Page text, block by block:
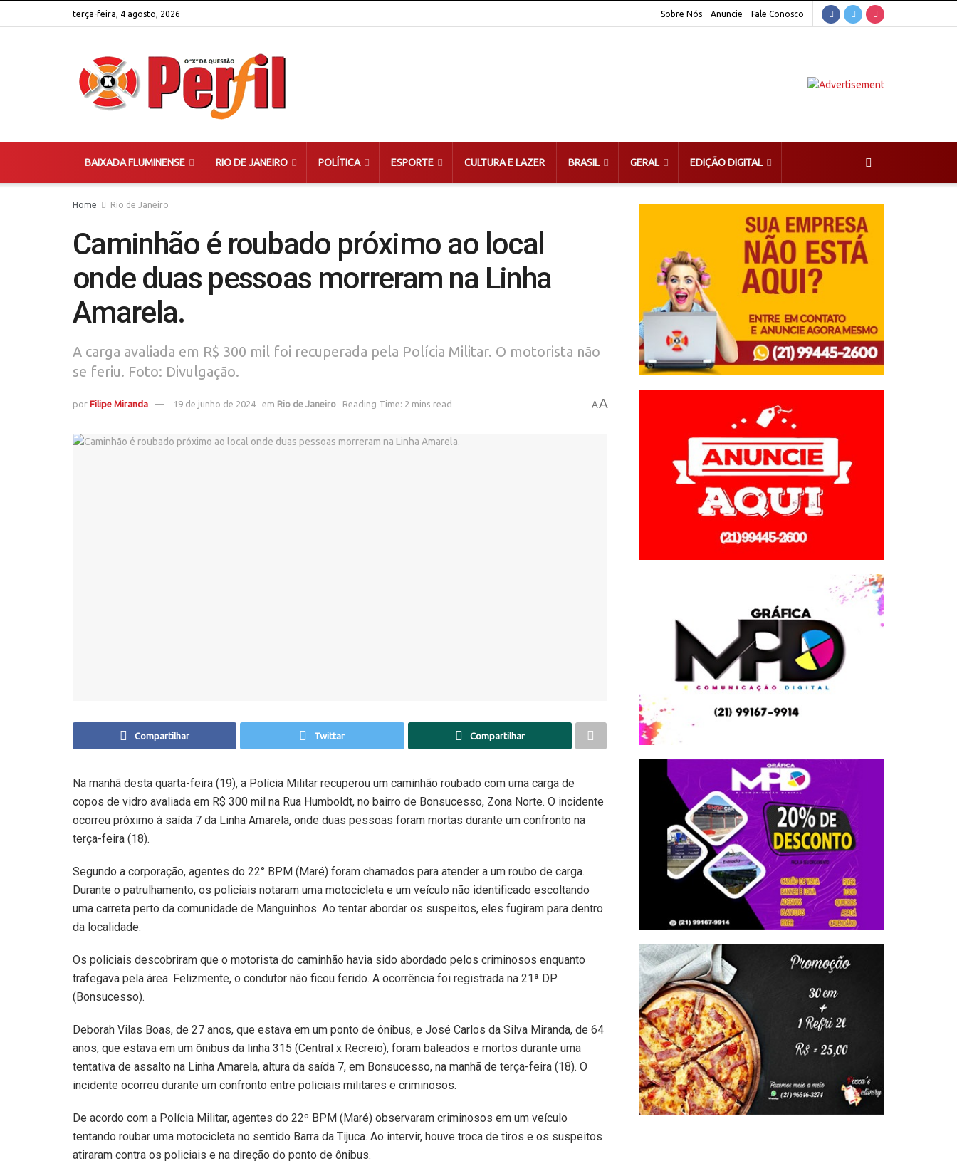
terça-feira, 4 agosto, 2026 Sobre Nós Anuncie Fale Conosco
BAIXADA FLUMINENSE RIO DE JANEIRO POLÍTICA ESPORTE CULTURA E LAZER BRASIL GERAL EDIÇÃO DIGITAL
Home Rio de Janeiro
Caminhão é roubado próximo ao local
onde duas pessoas morreram na Linha
Amarela.
A carga avaliada em R$ 300 mil foi recuperada pela Polícia Militar. O motorista não
se feriu. Foto: Divulgação.
por Filipe Miranda 19 de junho de 2024 em Rio de Janeiro Reading Time: 2 mins read AA
Compartilhar Twittar Compartilhar
Na manhã desta quarta-feira (19), a Polícia Militar recuperou um caminhão roubado com uma carga de
copos de vidro avaliada em R$ 300 mil na Rua Humboldt, no bairro de Bonsucesso, Zona Norte. O incidente
ocorreu próximo à saída 7 da Linha Amarela, onde duas pessoas foram mortas durante um confronto na
terça-feira (18).
Segundo a corporação, agentes do 22° BPM (Maré) foram chamados para atender a um roubo de carga.
Durante o patrulhamento, os policiais notaram uma motocicleta e um veículo não identificado escoltando
uma carreta perto da comunidade de Manguinhos. Ao tentar abordar os suspeitos, eles fugiram para dentro
da localidade.
Os policiais descobriram que o motorista do caminhão havia sido abordado pelos criminosos enquanto
trafegava pela área. Felizmente, o condutor não ficou ferido. A ocorrência foi registrada na 21ª DP
(Bonsucesso).
Deborah Vilas Boas, de 27 anos, que estava em um ponto de ônibus, e José Carlos da Silva Miranda, de 64
anos, que estava em um ônibus da linha 315 (Central x Recreio), foram baleados e mortos durante uma
tentativa de assalto na Linha Amarela, altura da saída 7, em Bonsucesso, na manhã de terça-feira (18). O
incidente ocorreu durante um confronto entre policiais militares e criminosos.
De acordo com a Polícia Militar, agentes do 22º BPM (Maré) observaram criminosos em um veículo
tentando roubar uma motocicleta no sentido Barra da Tijuca. Ao intervir, houve troca de tiros e os suspeitos
atiraram contra os policiais e na direção do ponto de ônibus.